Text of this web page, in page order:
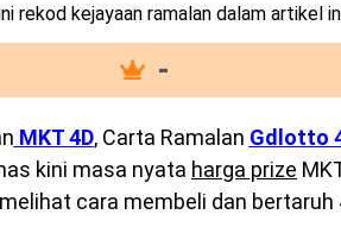
rekod kejayaan ramalan dalam artikel
-
MKT4D, Carta Ramalan Gdlotto
kini masa nyata harga prize
cara membeli dan bertaruh